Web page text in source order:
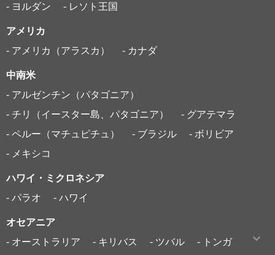
- ヨルダン
- レソト王国
アメリカ
- アメリカ（アラスカ）
- カナダ
中南米
- アルゼンチン（パタゴニア）
- チリ（イースター島、パタゴニア）
- グアテマラ
- ペルー（マチュピチュ）
- ブラジル
- ボリビア
- メキシコ
ハワイ・ミクロネシア
- パラオ
- ハワイ
オセアニア
- オーストラリア
- キリバス - ツバル
- トンガ